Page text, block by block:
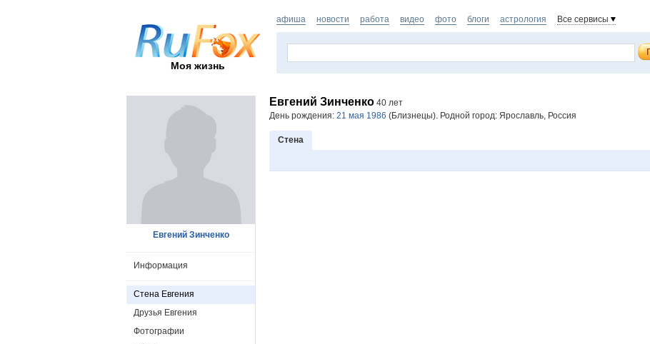
Моя жизнь
афиша новости работа видео фото блоги астрология Все сервисы
Евгений Зинченко 40 лет
День рождения: 21 мая 1986 (Близнецы). Родной город: Ярославль, Россия
Стена
Евгений Зинченко
Информация
Стена Евгения
Друзья Евгения
Фотографии